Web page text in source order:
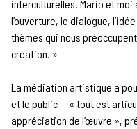
interculturelles. Mario et
l’ouverture, le dialogue,
thèmes qui nous
création. »
La médiation artistique a
et le public — « tout est
appréciation de l’œuvre »,